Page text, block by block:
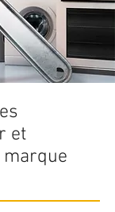
et